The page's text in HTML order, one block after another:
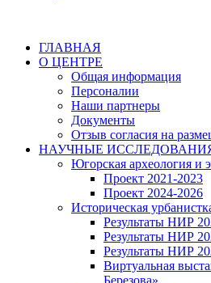
ГЛАВНАЯ
О ЦЕНТРЕ
Общая информация
Персоналии
Наши партнеры
Документы
Отзыв согласия на
НАУЧНЫЕ
Югорская археология и
Проект 2021-2023
Проект 2024-2026
Историческая
Результаты НИР
Результаты НИР
Результаты НИР
Виртуальная
Березова»